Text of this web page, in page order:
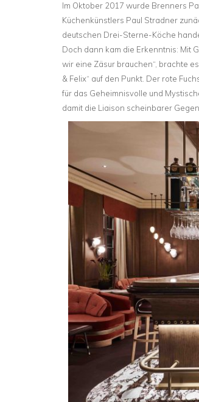
Im Oktober 2017 wurde Brenners
Küchenkünstlers Paul Stradner
deutschen Drei-Sterne-Köche
Doch dann kam die Erkenntnis: Mit
wir eine Zäsur brauchen“, brachte
& Felix“ auf den Punkt. Der rote
für das Geheimnisvolle und
damit die Liaison scheinbarer